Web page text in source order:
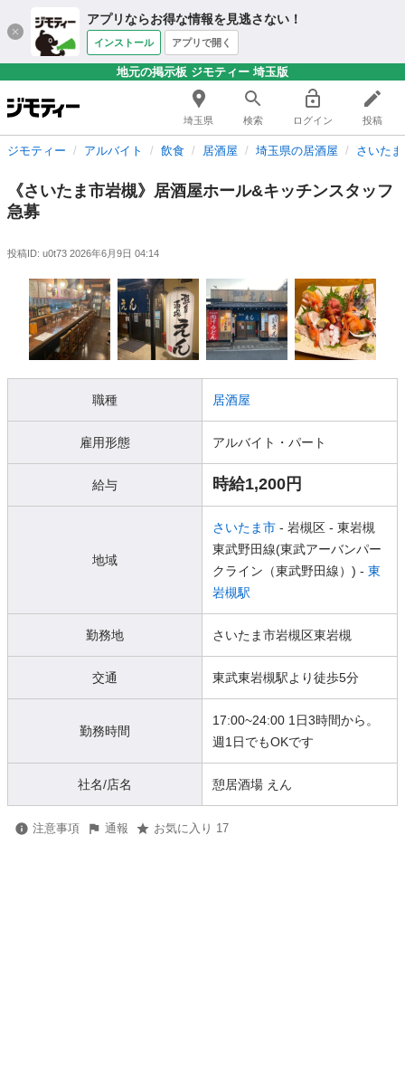
アプリならお得な情報を見逃さない！
インストール アプリで開く
地元の掲示板 ジモティー 埼玉版
埼玉県 検索 ログイン 投稿
ジモティー アルバイト 飲食 居酒屋 埼玉県の居酒屋 さいた
《さいたま市岩槻》居酒屋ホール&キッチンスタッフ
急募
投稿ID: u0t73 2026年6月9日 04:14
職種 居酒屋
雇用形態 アルバイト・パート
給与 時給1,200円
地域
さいたま市 - 岩槻区 - 東岩槻
東武野田線(東武アーバンパー
クライン（東武野田線）) - 東
岩槻駅
勤務地 さいたま市岩槻区東岩槻
交通 東武東岩槻駅より徒歩5分
勤務時間
17:00~24:00 1日3時間から。
週1日でもOKです
社名/店名 憩居酒場 えん
注意事項 通報 お気に入り 17